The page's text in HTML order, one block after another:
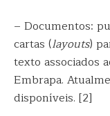
– Documentos:
cartas (layouts)
texto associados
Embrapa.
disponíveis. [2]